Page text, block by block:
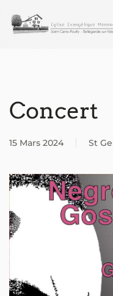
Accéder au
Concert
15 Mars 2024 St